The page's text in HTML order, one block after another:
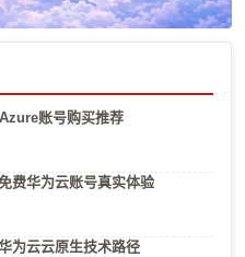
账号购买推荐
费华为云账号真实体验
为云云原生技术路径